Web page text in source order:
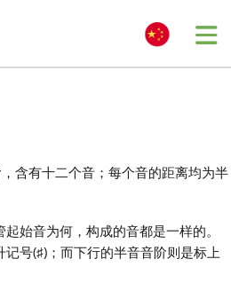
含有十二个音；每个音的距离均为半
始音为何，构成的音都是一样的。
记号(♯)；而下行的半音音阶则是标上